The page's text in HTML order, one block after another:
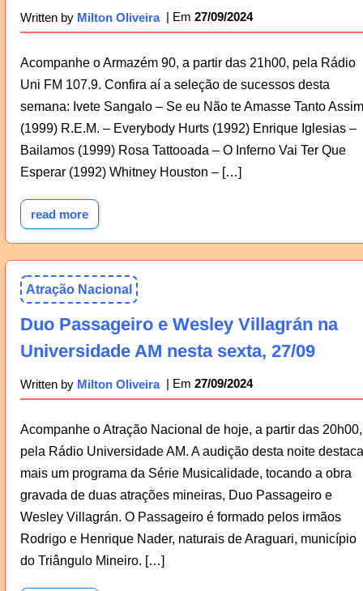
Written by Milton Oliveira 27/09/2024
Acompanhe o Armazém 90, a partir das 21h00, pela Rádio
Uni FM 107.9. Confira aí a seleção de sucessos desta
semana: Ivete Sangalo – Se eu Não te Amasse Tanto Assim
(1999) R.E.M. – Everybody Hurts (1992) Enrique Iglesias –
Bailamos (1999) Rosa Tattooada – O Inferno Vai Ter Que
Esperar (1992) Whitney Houston – […]
read more
Atração Nacional
Duo Passageiro e Wesley Villagrán na
Universidade AM nesta sexta, 27/09
Written by Milton Oliveira 27/09/2024
Acompanhe o Atração Nacional de hoje, a partir das 20h00,
pela Rádio Universidade AM. A audição desta noite destaca
mais um programa da Série Musicalidade, tocando a obra
gravada de duas atrações mineiras, Duo Passageiro e
Wesley Villagrán. O Passageiro é formado pelos irmãos
Rodrigo e Henrique Nader, naturais de Araguari, município
do Triângulo Mineiro. […]